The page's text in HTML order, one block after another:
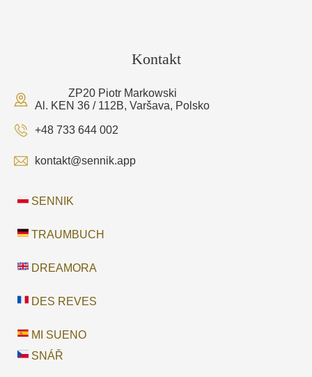
Kontakt
ZP20 Piotr Markowski
Al. KEN 36 / 112B, Varšava, Polsko
+48 733 644 002
kontakt@sennik.app
SENNIK
TRAUMBUCH
DREAMORA
DES REVES
MI SUENO
SNÁŘ